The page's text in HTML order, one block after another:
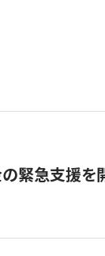
緊急支援を